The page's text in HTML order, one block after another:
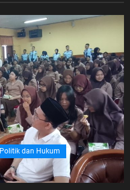
Politik dan Hukum